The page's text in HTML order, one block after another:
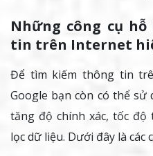
Những công cụ
tin trên Internet
Để tìm kiếm thông tin
Google bạn còn có thể sử
tăng độ chính xác, tốc
lọc dữ liệu. Dưới đây là các